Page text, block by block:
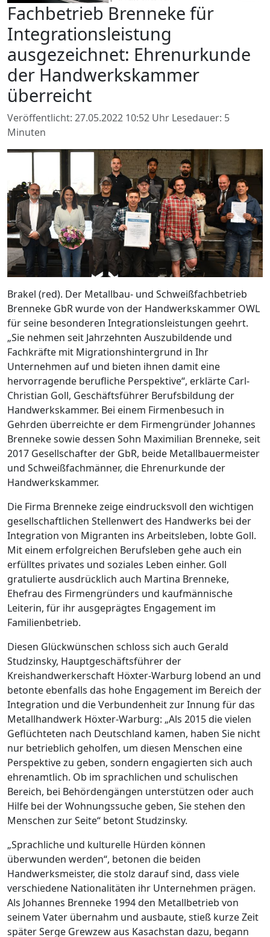
Fachbetrieb Brenneke für
Integrationsleistung
ausgezeichnet: Ehrenurkunde
der Handwerkskammer
überreicht
Veröffentlicht: 27.05.2022 10:52 Uhr Lesedauer: 5
Minuten
Brakel (red). Der Metallbau- und Schweißfachbetrieb
Brenneke GbR wurde von der Handwerkskammer OWL
für seine besonderen Integrationsleistungen geehrt.
„Sie nehmen seit Jahrzehnten Auszubildende und
Fachkräfte mit Migrationshintergrund in Ihr
Unternehmen auf und bieten ihnen damit eine
hervorragende berufliche Perspektive“, erklärte Carl-
Christian Goll, Geschäftsführer Berufsbildung der
Handwerkskammer. Bei einem Firmenbesuch in
Gehrden überreichte er dem Firmengründer Johannes
Brenneke sowie dessen Sohn Maximilian Brenneke, seit
2017 Gesellschafter der GbR, beide Metallbauermeister
und Schweißfachmänner, die Ehrenurkunde der
Handwerkskammer.
Die Firma Brenneke zeige eindrucksvoll den wichtigen
gesellschaftlichen Stellenwert des Handwerks bei der
Integration von Migranten ins Arbeitsleben, lobte Goll.
Mit einem erfolgreichen Berufsleben gehe auch ein
erfülltes privates und soziales Leben einher. Goll
gratulierte ausdrücklich auch Martina Brenneke,
Ehefrau des Firmengründers und kaufmännische
Leiterin, für ihr ausgeprägtes Engagement im
Familienbetrieb.
Diesen Glückwünschen schloss sich auch Gerald
Studzinsky, Hauptgeschäftsführer der
Kreishandwerkerschaft Höxter-Warburg lobend an und
betonte ebenfalls das hohe Engagement im Bereich der
Integration und die Verbundenheit zur Innung für das
Metallhandwerk Höxter-Warburg: „Als 2015 die vielen
Geflüchteten nach Deutschland kamen, haben Sie nicht
nur betrieblich geholfen, um diesen Menschen eine
Perspektive zu geben, sondern engagierten sich auch
ehrenamtlich. Ob im sprachlichen und schulischen
Bereich, bei Behördengängen unterstützen oder auch
Hilfe bei der Wohnungssuche geben, Sie stehen den
Menschen zur Seite“ betont Studzinsky.
„Sprachliche und kulturelle Hürden können
überwunden werden“, betonen die beiden
Handwerksmeister, die stolz darauf sind, dass viele
verschiedene Nationalitäten ihr Unternehmen prägen.
Als Johannes Brenneke 1994 den Metallbetrieb von
seinem Vater übernahm und ausbaute, stieß kurze Zeit
später Serge Grewzew aus Kasachstan dazu, begann